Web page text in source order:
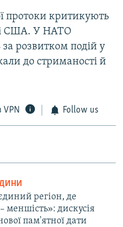
протоки критикують
і США. У НАТО
розвитком подій у
до стриманості й
VPN Follow us
регіон, де
меншість»: дискусія
пам'ятної дати